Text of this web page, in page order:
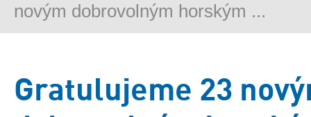
novým dobrovolným horským ...
Gratulujeme 23